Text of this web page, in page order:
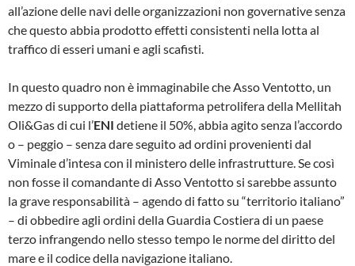
all’azione delle navi delle organizzazioni non governative senza
che questo abbia prodotto effetti consistenti nella lotta al
traffico di esseri umani e agli scafisti.
In questo quadro non è immaginabile che Asso Ventotto, un
mezzo di supporto della piattaforma petrolifera della Mellitah
Oli&Gas di cui l’ENI detiene il 50%, abbia agito senza l’accordo
o – peggio – senza dare seguito ad ordini provenienti dal
Viminale d’intesa con il ministero delle infrastrutture. Se così
non fosse il comandante di Asso Ventotto si sarebbe assunto
la grave responsabilità – agendo di fatto su “territorio italiano”
– di obbedire agli ordini della Guardia Costiera di un paese
terzo infrangendo nello stesso tempo le norme del diritto del
mare e il codice della navigazione italiano.